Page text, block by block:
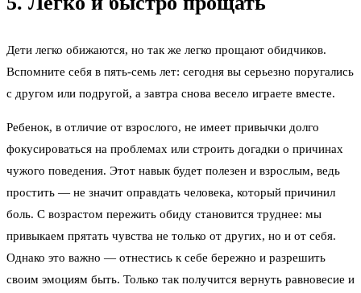
Дети легко обижаются, но так же легко прощают обидчиков.
Вспомните себя в пять-семь лет: сегодня вы серьезно поругались
с другом или подругой, а завтра снова весело играете вместе.
Ребенок, в отличие от взрослого, не имеет привычки долго
фокусироваться на проблемах или строить догадки о причинах
чужого поведения. Этот навык будет полезен и взрослым, ведь
простить — не значит оправдать человека, который причинил
боль. С возрастом пережить обиду становится труднее: мы
привыкаем прятать чувства не только от других, но и от себя.
Однако это важно — отнестись к себе бережно и разрешить
своим эмоциям быть. Только так получится вернуть равновесие и